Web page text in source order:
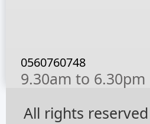
0560760748
9.30am to 6.30pm
All rights